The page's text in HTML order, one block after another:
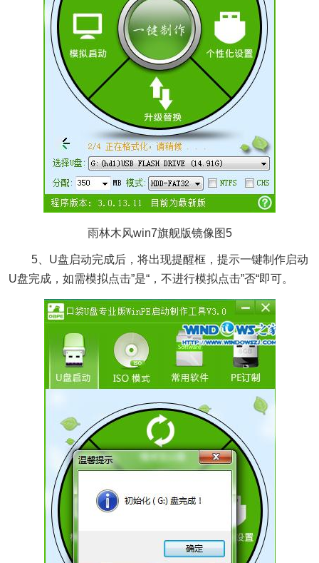
雨林木风win7旗舰版镜像图5
5、U盘启动完成后，将出现提醒框，提示一键制作启动
U盘完成，如需模拟点击”是“，不进行模拟点击”否“即可。